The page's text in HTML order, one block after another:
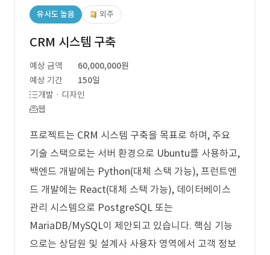
유사도 높음 외주
CRM 시스템 구축
예상 금액
60,000,000원
예상 기간
150일
개발 · 디자인
웹
프로젝트는 CRM 시스템 구축을 목표로 하며, 주요
기술 스택으로는 서버 환경으로 Ubuntu를 사용하고,
백엔드 개발에는 Python(대체 스택 가능), 프런트엔
드 개발에는 React(대체 스택 가능), 데이터베이스
관리 시스템으로 PostgreSQL 또는
MariaDB/MySQL이 제안되고 있습니다. 핵심 기능
으로는 상담원 및 설계사 사용자 영역에서 고객 정보